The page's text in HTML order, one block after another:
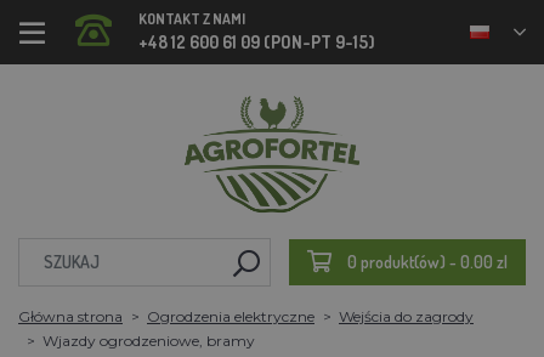
KONTAKT Z NAMI
+48 12 600 61 09 (PON-PT 9-15)
0 produkt(ów) - 0.00 zl
Główna strona Ogrodzenia elektryczne
Wejścia do zagrody
Wjazdy ogrodzeniowe, bramy